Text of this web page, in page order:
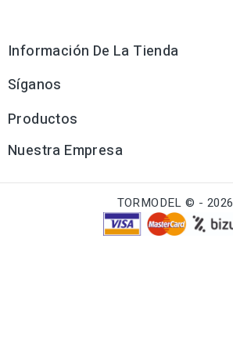
Información De La Tienda
Síganos
Productos
Nuestra Empresa
TORMODEL © - 2026